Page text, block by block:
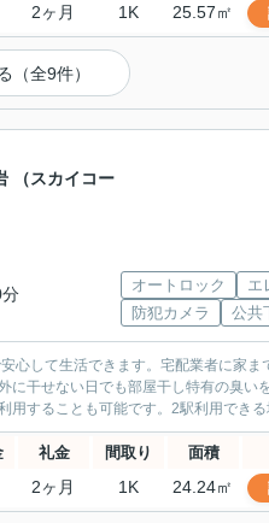
2ヶ月 1K 25.57㎡
（全9件）
（スカイコー
分 オートロック エ
防犯カメラ
公共
心して生活できます。宅配業者に家
干せない日でも部屋干し特有の臭い
用することも可能です。2駅利用でき
礼金 間取り 面積
2ヶ月 1K 24.24㎡